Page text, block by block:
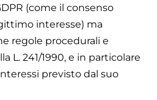
(come il consenso
interesse) ma
regole procedurali e
L. 241/1990, e in particolare
previsto dal suo